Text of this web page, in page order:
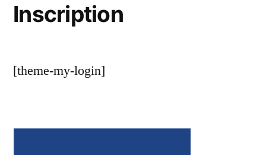
Inscription
[theme-my-login]